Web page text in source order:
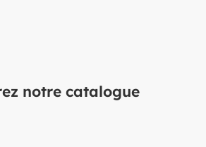
notre catalogue